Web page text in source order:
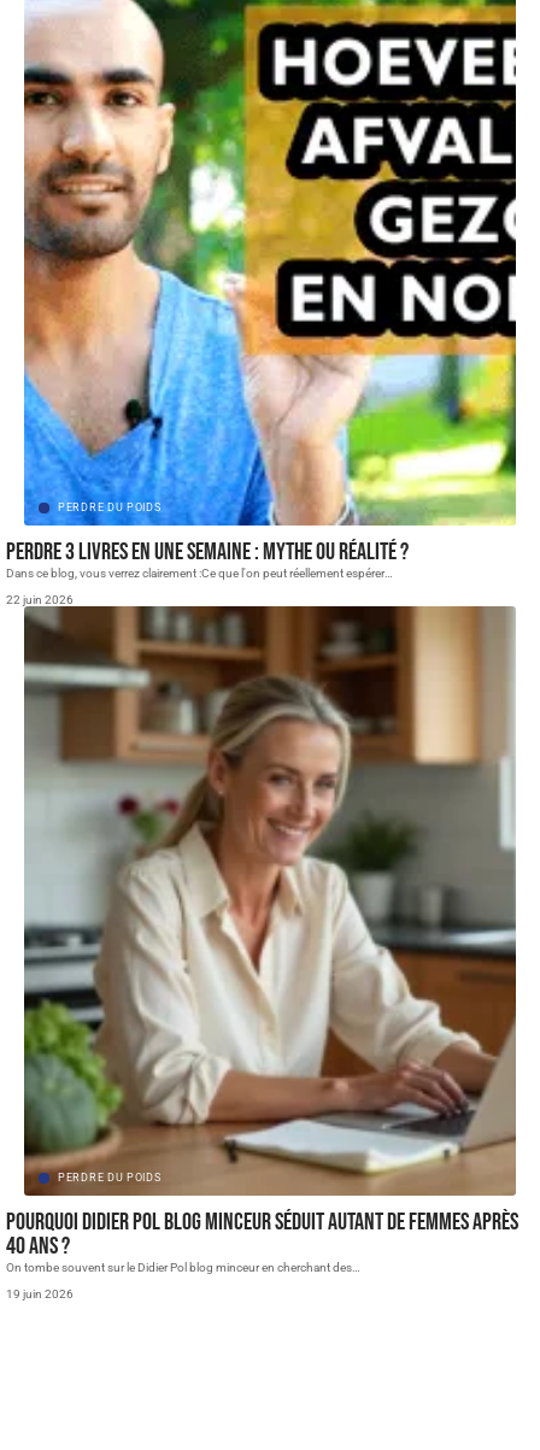
PERDRE DU POIDS
Perdre 3 livres en une semaine : mythe ou réalité ?
Dans ce blog, vous verrez clairement :Ce que l'on peut réellement espérer…
22 juin 2026
PERDRE DU POIDS
Pourquoi Didier Pol Blog Minceur séduit autant de femmes après
40 ans ?
On tombe souvent sur le Didier Pol blog minceur en cherchant des…
19 juin 2026